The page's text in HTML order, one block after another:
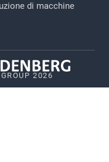
di macchine
2026